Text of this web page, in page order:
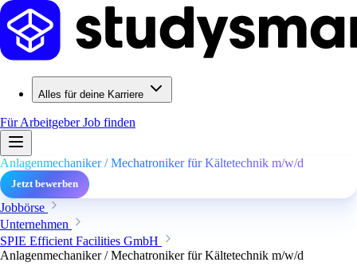
Alles für deine Karriere
Für ArbeitgeberJob finden
Anlagenmechaniker / Mechatroniker für Kältetechnik m/w/d
Jetzt bewerben
Jobbörse
Unternehmen
SPIE Efficient Facilities GmbH
Anlagenmechaniker / Mechatroniker für Kältetechnik m/w/d